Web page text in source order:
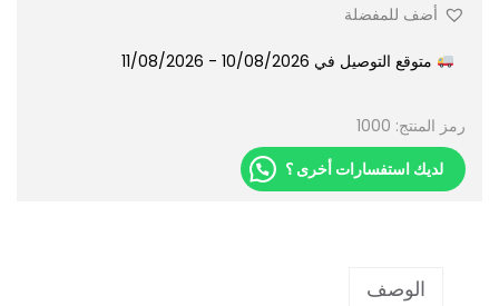
أضف للمفضلة
متوقع التوصيل في 10/08/2026 - 11/08/2026
رمز المنتج: 1000
لديك استفسارات أخرى ؟
الوصف